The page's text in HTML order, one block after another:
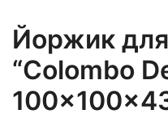
Йоржик для
“Colombo